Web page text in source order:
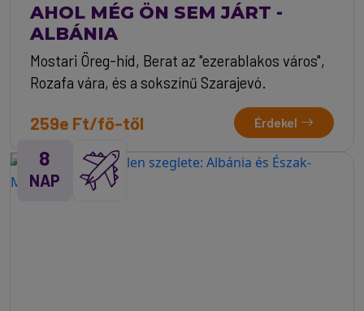
AHOL MÉG ÖN SEM JÁRT -
ALBÁNIA
Mostari Öreg-híd, Berat az "ezerablakos város",
Rozafa vára, és a sokszínű Szarajevó.
259e Ft/fő-től Érdekel
8
NAP